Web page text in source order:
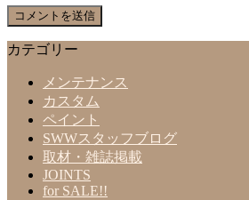
カテゴリー
メンテナンス
カスタム
ペイント
SWWスタッフブログ
取材・雑誌掲載
JOINTS
for SALE!!